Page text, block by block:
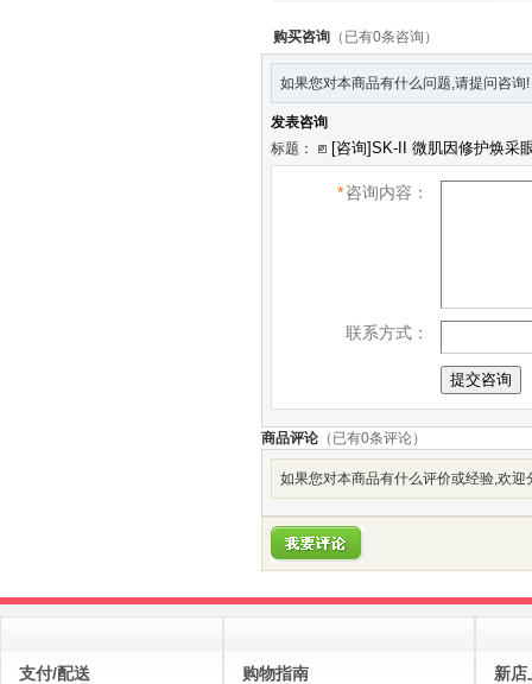
购买咨询 （已有0条咨询）
如果您对本商品有什么问题,请提问咨询!
发表咨询
标题：
*咨询内容：
联系方式：
商品评论 （已有0条评论）
如果您对本商品有什么评价或经验,欢迎
支付/配送 购物指南 新店